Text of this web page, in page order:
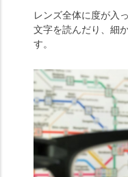
レンズ全体に度が入
文字を読んだり、細
す。